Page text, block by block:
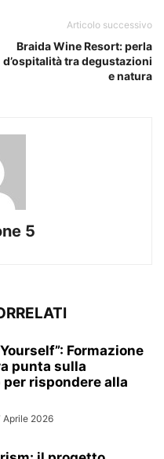
Articolo successivo
Braida Wine Resort: perla
d’ospitalità tra degustazioni
e natura
5
Formazione
punta sulla
rispondere alla
Aprile 2026